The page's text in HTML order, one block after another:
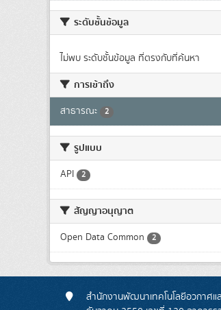
ระดับชั้นข้อมูล
ไม่พบ ระดับชั้นข้อมูล ที่ตรงกับที่ค้นหา
การเข้าถึง
สาธารณะ 2
รูปแบบ
API 2
สัญญาอนุญาต
Open Data Common 2
สำนักงานพัฒนาเทคโนโลยีอวกาศแ